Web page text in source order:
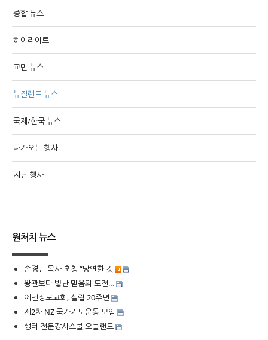
종합 뉴스
하이라이트
교민 뉴스
뉴질랜드 뉴스
국제/한국 뉴스
다가오는 행사
지난 행사
원처치 뉴스
손경민 목사 초청 “당연한 것
왕관보다 빛난 믿음의 도전…
에덴장로교회, 설립 20주년
제2차 NZ 국가기도운동 모임
생터 전문강사스쿨 오클랜드